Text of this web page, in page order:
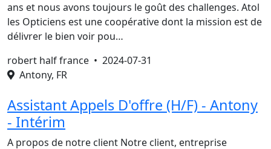
ans et nous avons toujours le goût des challenges. Atol
les Opticiens est une coopérative dont la mission est de
délivrer le bien voir pou…
robert half france • 2024-07-31
Antony, FR
Assistant Appels D'offre (H/F) - Antony
- Intérim
A propos de notre client Notre client, entreprise